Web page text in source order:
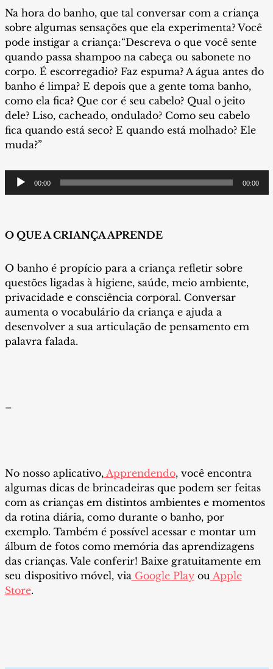
Na hora do banho, que tal conversar com a criança
sobre algumas sensações que ela experimenta? Você
pode instigar a criança:“Descreva o que você sente
quando passa shampoo na cabeça ou sabonete no
corpo. É escorregadio? Faz espuma? A água antes do
banho é limpa? E depois que a gente toma banho,
como ela fica? Que cor é seu cabelo? Qual o jeito
dele? Liso, cacheado, ondulado? Como seu cabelo
fica quando está seco? E quando está molhado? Ele
muda?”
Tocador
de
00:00 00:00
O QUE A CRIANÇA APRENDE
O banho é propício para a criança refletir sobre
questões ligadas à higiene, saúde, meio ambiente,
privacidade e consciência corporal. Conversar
aumenta o vocabulário da criança e ajuda a
desenvolver a sua articulação de pensamento em
palavra falada.
–
No nosso aplicativo, Apprendendo, você encontra
algumas dicas de brincadeiras que podem ser feitas
com as crianças em distintos ambientes e momentos
da rotina diária, como durante o banho, por
exemplo. Também é possível acessar e montar um
álbum de fotos como memória das aprendizagens
das crianças. Vale conferir! Baixe gratuitamente em
seu dispositivo móvel, via Google Playou Apple
Store.